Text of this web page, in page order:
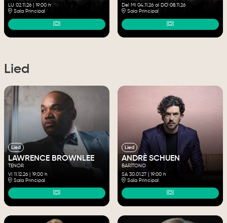
LU 02.11.26| 19:00 h
Sala Principal
Del MI 04.11.26al DO 08.11.26
Sala Principal
Lied
Lied
LAWRENCE BROWNLEE
TENOR
VI 11.12.26| 19:00 h
Sala Principal
Lied
ANDRÈ SCHUEN
BARÍTONO
SA 30.01.27| 19:00 h
Sala Principal